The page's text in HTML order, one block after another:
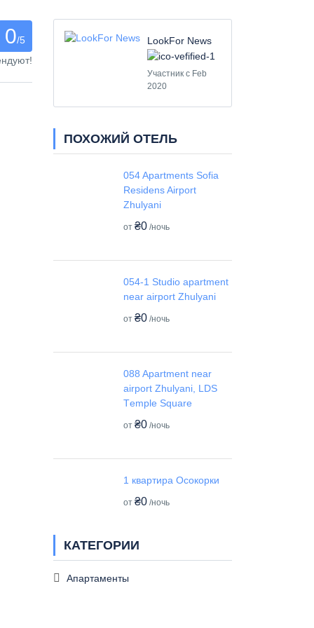
0/5
LookFor News
Участник с Feb
2020
ПОХОЖИЙ ОТЕЛЬ
054 Apartments Sofia
Residens Airport
Zhulyani
от ₴0 /ночь
054-1 Studio apartment
near airport Zhulyani
от ₴0 /ночь
088 Apartment near
airport Zhulyani, LDS
Tеmple Square
от ₴0 /ночь
1 квартира Осокорки
от ₴0 /ночь
КАТЕГОРИИ
Апартаменты